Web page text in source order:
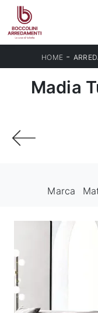
HOME -
Madia
Marca